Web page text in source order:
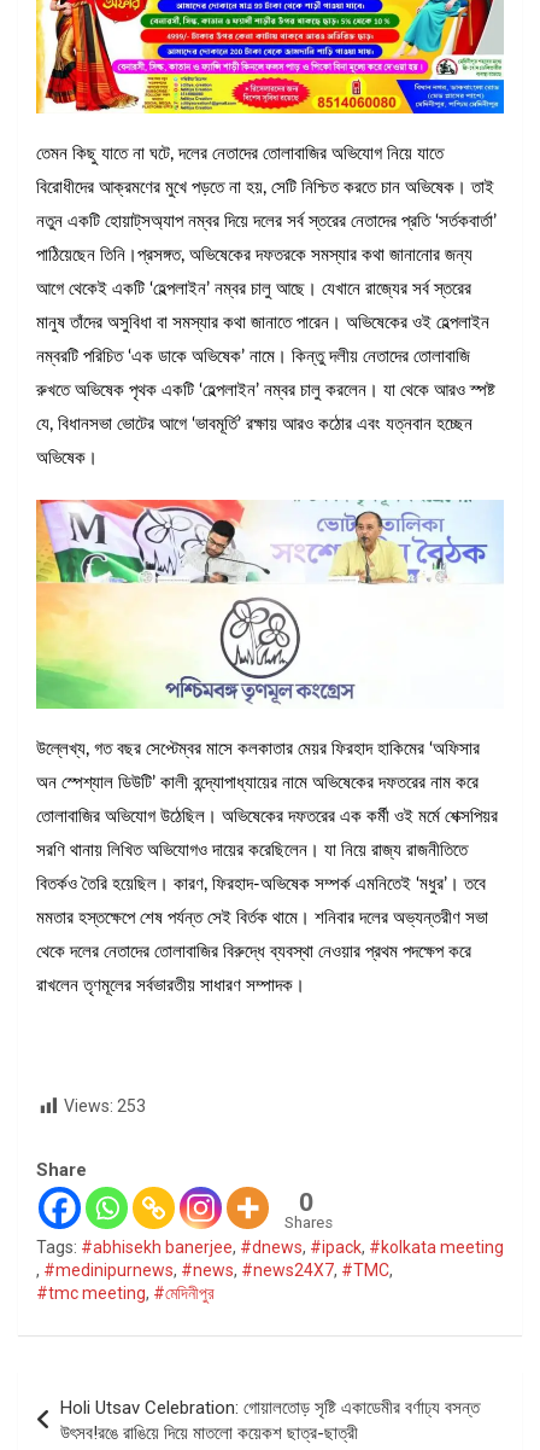
তেমন কিছু যাতে না ঘটে, দলের নেতাদের তোলাবাজির অভিযোগ নিয়ে যাতে
বিরোধীদের আক্রমণের মুখে পড়তে না হয়, সেটি নিশ্চিত করতে চান অভিষেক। তাই
নতুন একটি হোয়াট্‌সঅ্যাপ নম্বর দিয়ে দলের সর্ব স্তরের নেতাদের প্রতি ‘সর্তকবার্তা’
পাঠিয়েছেন তিনি।প্রসঙ্গত, অভিষেকের দফতরকে সমস্যার কথা জানানোর জন্য
আগে থেকেই একটি ‘হেল্পলাইন’ নম্বর চালু আছে। যেখানে রাজ্যের সর্ব স্তরের
মানুষ তাঁদের অসুবিধা বা সমস্যার কথা জানাতে পারেন। অভিষেকের ওই হেল্পলাইন
নম্বরটি পরিচিত ‘এক ডাকে অভিষেক’ নামে। কিন্তু দলীয় নেতাদের তোলাবাজি
রুখতে অভিষেক পৃথক একটি ‘হেল্পলাইন’ নম্বর চালু করলেন। যা থেকে আরও স্পষ্ট
যে, বিধানসভা ভোটের আগে ‘ভাবমূর্তি’ রক্ষায় আরও কঠোর এবং যত্নবান হচ্ছেন
অভিষেক।
উল্লেখ্য, গত বছর সেপ্টেম্বর মাসে কলকাতার মেয়র ফিরহাদ হাকিমের ‘অফিসার
অন স্পেশ্যাল ডিউটি’ কালী বন্দ্যোপাধ্যায়ের নামে অভিষেকের দফতরের নাম করে
তোলাবাজির অভিযোগ উঠেছিল। অভিষেকের দফতরের এক কর্মী ওই মর্মে শেক্সপিয়র
সরণি থানায় লিখিত অভিযোগও দায়ের করেছিলেন। যা নিয়ে রাজ্য রাজনীতিতে
বিতর্কও তৈরি হয়েছিল। কারণ, ফিরহাদ-অভিষেক সম্পর্ক এমনিতেই ‘মধুর’। তবে
মমতার হস্তক্ষেপে শেষ পর্যন্ত সেই বির্তক থামে। শনিবার দলের অভ্যন্তরীণ সভা
থেকে দলের নেতাদের তোলাবাজির বিরুদ্ধে ব্যবস্থা নেওয়ার প্রথম পদক্ষেপ করে
রাখলেন তৃণমূলের সর্বভারতীয় সাধারণ সম্পাদক।
Views: 253
Share
0
Shares
Tags: #abhisekh banerjee, #dnews, #ipack, #kolkata meeting
, #medinipurnews, #news, #news24X7, #TMC,
#tmc meeting, #মেদিনীপুর
navigation
Holi Utsav Celebration: গোয়ালতোড় সৃষ্টি একাডেমীর বর্ণাঢ্য বসন্ত
উৎসব!রঙে রাঙিয়ে দিয়ে মাতলো কয়েকশ ছাত্র-ছাত্রী